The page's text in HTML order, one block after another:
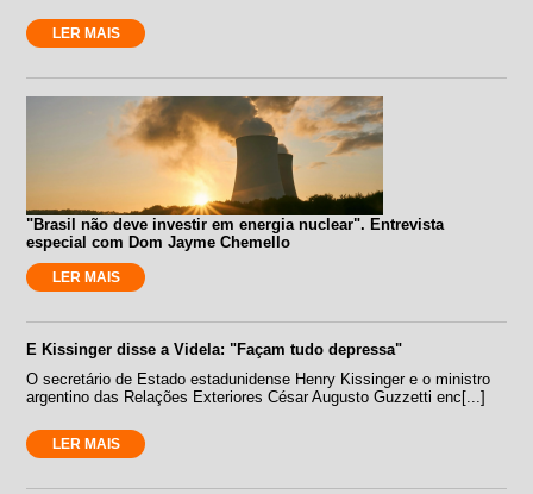
LER MAIS
"Brasil não deve investir em energia nuclear". Entrevista
especial com Dom Jayme Chemello
LER MAIS
E Kissinger disse a Videla: "Façam tudo depressa"
O secretário de Estado estadunidense Henry Kissinger e o ministro
argentino das Relações Exteriores César Augusto Guzzetti enc[...]
LER MAIS